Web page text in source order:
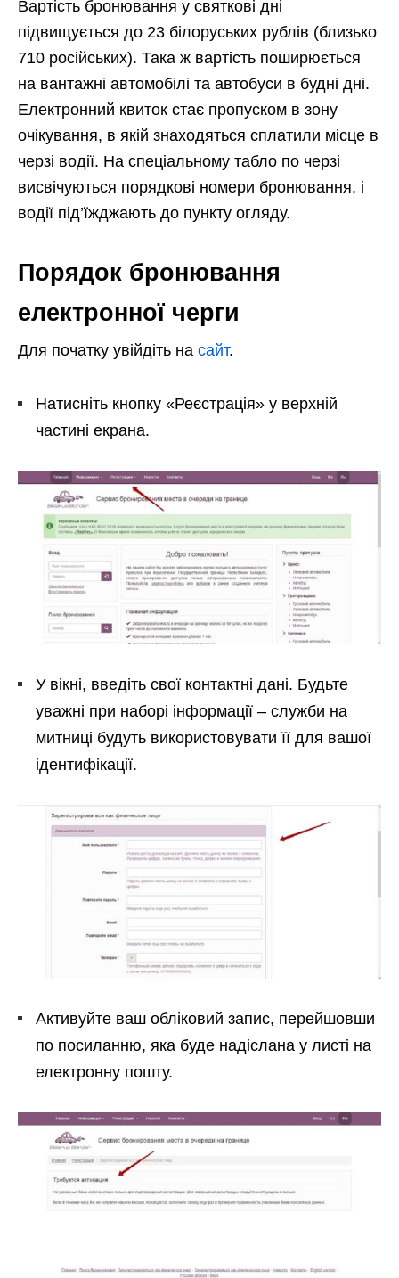
Вартість бронювання у святкові дні
підвищується до 23 білоруських рублів (близько
710 російських). Така ж вартість поширюється
на вантажні автомобілі та автобуси в будні дні.
Електронний квиток стає пропуском в зону
очікування, в якій знаходяться сплатили місце в
черзі водії. На спеціальному табло по черзі
висвічуються порядкові номери бронювання, і
водії під’їжджають до пункту огляду.
Порядок бронювання
електронної черги
Для початку увійдіть на сайт.
Натисніть кнопку «Реєстрація» у верхній
частині екрана.
У вікні, введіть свої контактні дані. Будьте
уважні при наборі інформації – служби на
митниці будуть використовувати її для вашої
ідентифікації.
Активуйте ваш обліковий запис, перейшовши
по посиланню, яка буде надіслана у листі на
електронну пошту.